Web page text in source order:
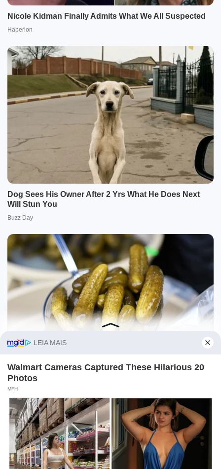
O site Campo Maior Em Foco utiliza cookies e outras
tecnologias semelhantes para recomendar conteúdo de seu
interesse. Ao prosseguir, você concorda com tal
monitoramento.Leia mais CONCORDO